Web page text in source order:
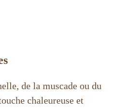
de la muscade ou du
chaleureuse et